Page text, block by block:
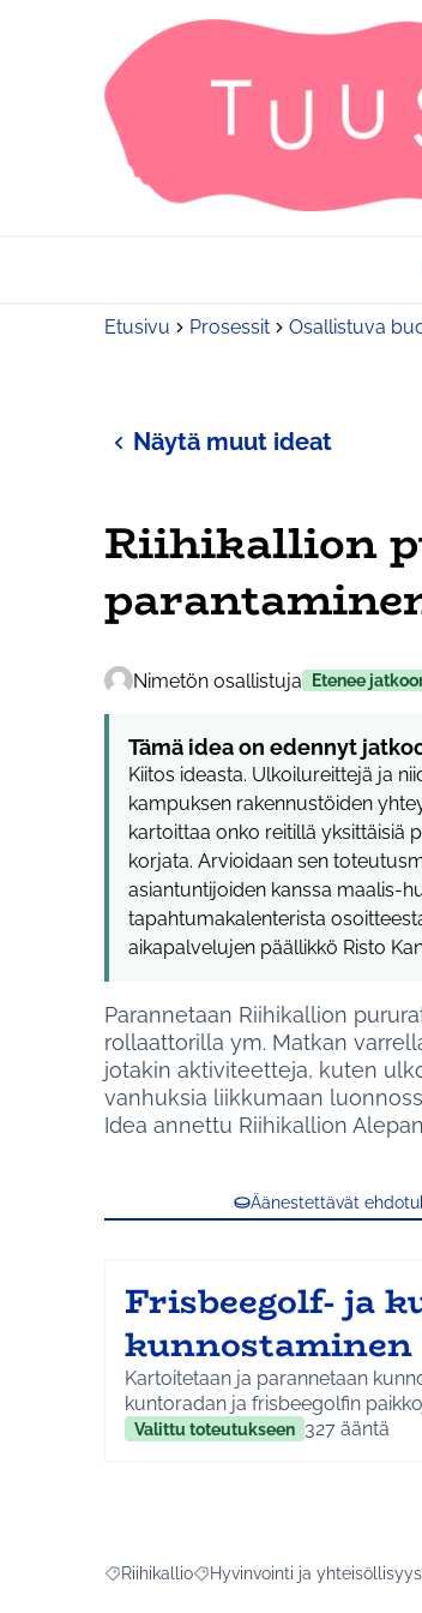
Etusivu Prosessit Osallistuva
Näytä muut ideat
Riihikallion
Nimetön osallistuja Etenee
Tämä idea on edennyt
Kiitos ideasta. Ulkoilureittejä ja
kampuksen rakennustöiden
kartoittaa onko reitillä yksittäisiä
korjata. Arvioidaan sen
asiantuntijoiden kanssa maalis-
tapahtumakalenterista
aikapalvelujen päällikkö Risto
Parannetaan Riihikallion
rollaattorilla ym. Matkan
jotakin aktiviteetteja, kuten
vanhuksia liikkumaan
Idea annettu Riihikallion
Äänestettävät
Frisbeegolf- ja
kunnostaminen
Kartoitetaan ja parannetaan
kuntoradan ja frisbeegolfin
Valittu toteutukseen 327 ääntä
Rajaa tulokset aihepiirin mukaan:
RiihikallioRajaa tulokset teeman
Hyvinvointi ja yhteisöllisyys